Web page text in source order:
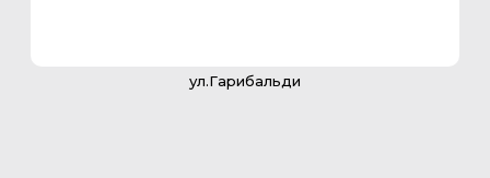
ул.Гарибальди